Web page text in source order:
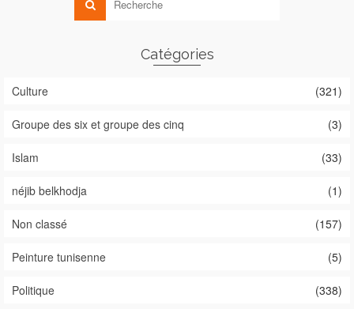
Catégories
Culture (321)
Groupe des six et groupe des cinq (3)
Islam (33)
néjib belkhodja (1)
Non classé (157)
Peinture tunisenne (5)
Politique (338)